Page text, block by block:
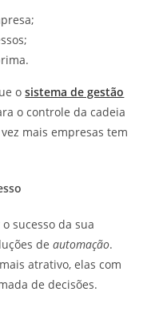
osistema de gestão
o controle da cadeia
mais empresas tem
sucesso da sua
deautomação.
atrativo, elas com
de decisões.